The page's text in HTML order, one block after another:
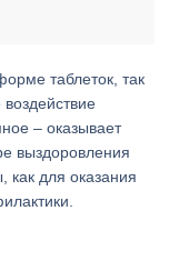
таблеток, так
– оказывает
выздоровления
как для оказания